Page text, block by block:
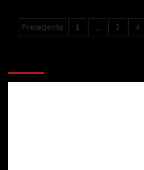
Precedente 1 … 3 4